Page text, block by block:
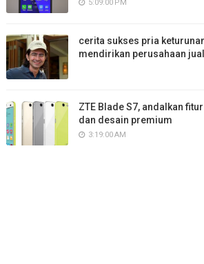
5:09:00 PM
cerita sukses pria
mendirikan perusahaan
ZTE Blade S7, andalkan
dan desain premium
3:19:00 AM